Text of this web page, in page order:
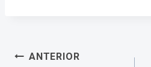
Navegación
ANTERIOR